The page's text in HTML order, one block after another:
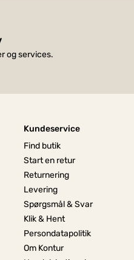
og services.
Kundeservice
Find butik
Start en retur
Returnering
Levering
Spørgsmål & Svar
Klik & Hent
Persondatapolitik
Om Kontur